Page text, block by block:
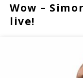
Wow –
live!